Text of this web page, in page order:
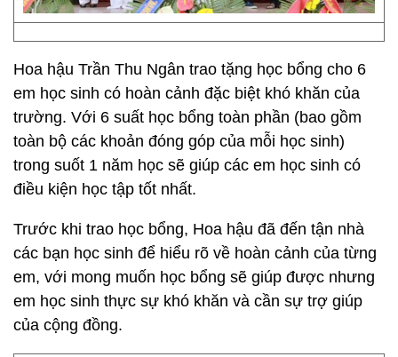
Hoa hậu Trần Thu Ngân trao tặng học bổng cho 6
em học sinh có hoàn cảnh đặc biệt khó khăn của
trường. Với 6 suất học bổng toàn phần (bao gồm
toàn bộ các khoản đóng góp của mỗi học sinh)
trong suốt 1 năm học sẽ giúp các em học sinh có
điều kiện học tập tốt nhất.
Trước khi trao học bổng, Hoa hậu đã đến tận nhà
các bạn học sinh để hiểu rõ về hoàn cảnh của từng
em, với mong muốn học bổng sẽ giúp được nhưng
em học sinh thực sự khó khăn và cần sự trợ giúp
của cộng đồng.